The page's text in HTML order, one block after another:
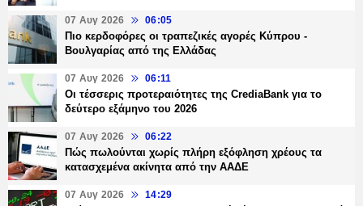
07 Αυγ 2026 06:05
Πιο κερδοφόρες οι τραπεζικές αγορές Κύπρου -
Βουλγαρίας από της Ελλάδας
07 Αυγ 2026 06:11
Οι τέσσερις προτεραιότητες της CrediaBank για το
δεύτερο εξάμηνο του 2026
07 Αυγ 2026 06:22
Πώς πωλούνται χωρίς πλήρη εξόφληση χρέους τα
κατασχεμένα ακίνητα από την ΑΑΔΕ
07 Αυγ 2026 14:29